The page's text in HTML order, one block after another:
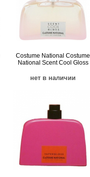
Costume National Costume
National Scent Cool Gloss
нет в наличии